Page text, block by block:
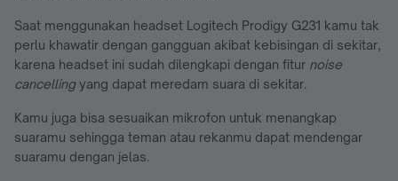
Saat menggunakan headset Logitech Prodigy G231 kamu tak
perlu khawatir dengan gangguan akibat kebisingan di sekitar,
karena headset ini sudah dilengkapi dengan fitur noise
cancellingyang dapat meredam suara di sekitar.
Kamu juga bisa sesuaikan mikrofon untuk menangkap
suaramu sehingga teman atau rekanmu dapat mendengar
suaramu dengan jelas.